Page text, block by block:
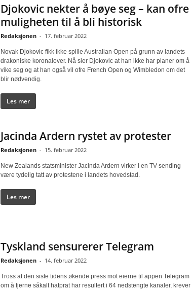
Djokovic nekter å bøye seg – kan ofre
muligheten til å bli historisk
Redaksjonen - 17. februar 2022
Novak Djokovic fikk ikke spille Australian Open på grunn av landets
drakoniske koronalover. Nå sier Djokovic at han ikke har planer om å
vike seg og at han også vil ofre French Open og Wimbledon om det
blir nødvendig.
Les mer
Jacinda Ardern rystet av protester
Redaksjonen - 15. februar 2022
New Zealands statsminister Jacinda Ardern virker i en TV-sending
være tydelig tatt av protestene i landets hovedstad.
Les mer
Tyskland sensurerer Telegram
Redaksjonen - 14. februar 2022
Tross at den siste tidens økende press mot eierne til appen Telegram
om å fjerne såkalt hatprat har resultert i 64 nedstengte kanaler, krever